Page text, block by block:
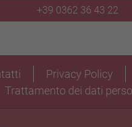
+39 0362 36 43 22
Privacy Policy
Trattamento dei dati